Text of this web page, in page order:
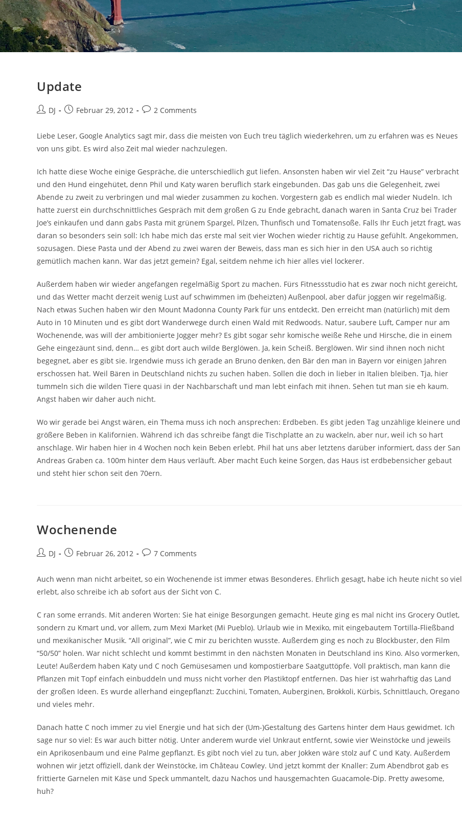
Update
Beitrags-
DJ
BeitragFebruar 29, 2012
Beitrags-
2 Comments
Liebe Leser, Google Analytics sagt mir, dass die meisten von Euch treu täglich wiederkehren, um zu erfahren was es Neues
von uns gibt. Es wird also Zeit mal wieder nachzulegen.
Ich hatte diese Woche einige Gespräche, die unterschiedlich gut liefen. Ansonsten haben wir viel Zeit “zu Hause” verbracht
und den Hund eingehütet, denn Phil und Katy waren beruflich stark eingebunden. Das gab uns die Gelegenheit, zwei
Abende zu zweit zu verbringen und mal wieder zusammen zu kochen. Vorgestern gab es endlich mal wieder Nudeln. Ich
hatte zuerst ein durchschnittliches Gespräch mit dem großen G zu Ende gebracht, danach waren in Santa Cruz bei Trader
Joe’s einkaufen und dann gabs Pasta mit grünem Spargel, Pilzen, Thunfisch und Tomatensoße. Falls Ihr Euch jetzt fragt, was
daran so besonders sein soll: Ich habe mich das erste mal seit vier Wochen wieder richtig zu Hause gefühlt. Angekommen,
sozusagen. Diese Pasta und der Abend zu zwei waren der Beweis, dass man es sich hier in den USA auch so richtig
gemütlich machen kann. War das jetzt gemein? Egal, seitdem nehme ich hier alles viel lockerer.
Außerdem haben wir wieder angefangen regelmäßig Sport zu machen. Fürs Fitnessstudio hat es zwar noch nicht gereicht,
und das Wetter macht derzeit wenig Lust auf schwimmen im (beheizten) Außenpool, aber dafür joggen wir regelmäßig.
Nach etwas Suchen haben wir den Mount Madonna County Park für uns entdeckt. Den erreicht man (natürlich) mit dem
Auto in 10 Minuten und es gibt dort Wanderwege durch einen Wald mit Redwoods. Natur, saubere Luft, Camper nur am
Wochenende, was will der ambitionierte Jogger mehr? Es gibt sogar sehr komische weiße Rehe und Hirsche, die in einem
Gehe eingezäunt sind, denn… es gibt dort auch wilde Berglöwen. Ja, kein Scheiß. Berglöwen. Wir sind ihnen noch nicht
begegnet, aber es gibt sie. Irgendwie muss ich gerade an Bruno denken, den Bär den man in Bayern vor einigen Jahren
erschossen hat. Weil Bären in Deutschland nichts zu suchen haben. Sollen die doch in lieber in Italien bleiben. Tja, hier
tummeln sich die wilden Tiere quasi in der Nachbarschaft und man lebt einfach mit ihnen. Sehen tut man sie eh kaum.
Angst haben wir daher auch nicht.
Wo wir gerade bei Angst wären, ein Thema muss ich noch ansprechen: Erdbeben. Es gibt jeden Tag unzählige kleinere und
größere Beben in Kalifornien. Während ich das schreibe fängt die Tischplatte an zu wackeln, aber nur, weil ich so hart
anschlage. Wir haben hier in 4 Wochen noch kein Beben erlebt. Phil hat uns aber letztens darüber informiert, dass der San
Andreas Graben ca. 100m hinter dem Haus verläuft. Aber macht Euch keine Sorgen, das Haus ist erdbebensicher gebaut
und steht hier schon seit den 70ern.
Wochenende
Beitrags-
DJ
BeitragFebruar 26, 2012
Beitrags-
7 Comments
Auch wenn man nicht arbeitet, so ein Wochenende ist immer etwas Besonderes. Ehrlich gesagt, habe ich heute nicht so viel
erlebt, also schreibe ich ab sofort aus der Sicht von C.
C ran some errands. Mit anderen Worten: Sie hat einige Besorgungen gemacht. Heute ging es mal nicht ins Grocery Outlet,
sondern zu Kmart und, vor allem, zum Mexi Market (Mi Pueblo). Urlaub wie in Mexiko, mit eingebautem Tortilla-Fließband
und mexikanischer Musik. “All original”, wie C mir zu berichten wusste. Außerdem ging es noch zu Blockbuster, den Film
“50/50” holen. War nicht schlecht und kommt bestimmt in den nächsten Monaten in Deutschland ins Kino. Also vormerken,
Leute! Außerdem haben Katy und C noch Gemüsesamen und kompostierbare Saatguttöpfe. Voll praktisch, man kann die
Pflanzen mit Topf einfach einbuddeln und muss nicht vorher den Plastiktopf entfernen. Das hier ist wahrhaftig das Land
der großen Ideen. Es wurde allerhand eingepflanzt: Zucchini, Tomaten, Auberginen, Brokkoli, Kürbis, Schnittlauch, Oregano
und vieles mehr.
Danach hatte C noch immer zu viel Energie und hat sich der (Um-)Gestaltung des Gartens hinter dem Haus gewidmet. Ich
sage nur so viel: Es war auch bitter nötig. Unter anderem wurde viel Unkraut entfernt, sowie vier Weinstöcke und jeweils
ein Aprikosenbaum und eine Palme gepflanzt. Es gibt noch viel zu tun, aber Jokken wäre stolz auf C und Katy. Außerdem
wohnen wir jetzt offiziell, dank der Weinstöcke, im Château Cowley. Und jetzt kommt der Knaller: Zum Abendbrot gab es
frittierte Garnelen mit Käse und Speck ummantelt, dazu Nachos und hausgemachten Guacamole-Dip. Pretty awesome,
huh?